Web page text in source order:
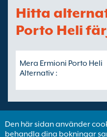
Hitta
Porto Heli
Mera Ermioni Porto Heli
Alternativ :
Den här sidan använder
behandla dina bokningar